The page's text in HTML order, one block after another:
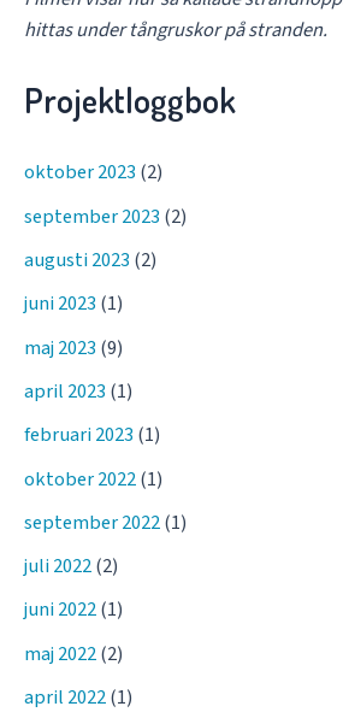
hittas under tångruskor på stranden.
Projektloggbok
oktober 2023 (2)
september 2023 (2)
augusti 2023 (2)
juni 2023 (1)
maj 2023 (9)
april 2023 (1)
februari 2023 (1)
oktober 2022(1)
september 2022(1)
juli 2022(2)
juni 2022(1)
maj 2022(2)
april 2022(1)